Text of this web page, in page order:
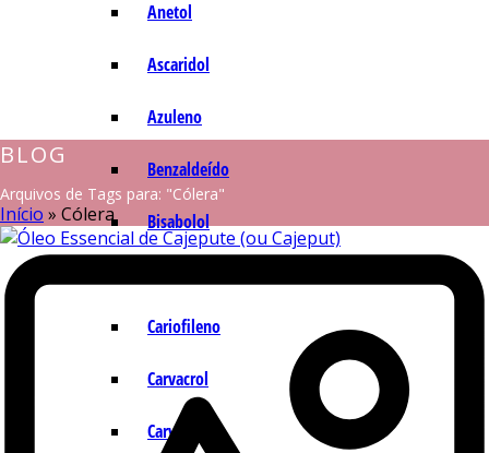
Anetol
Ascaridol
Azuleno
Benzaldeído
Bisabolol
Cariofileno
Carvacrol
Carvona
BLOG
Arquivos de Tags para: "Cólera"
Início » Cólera